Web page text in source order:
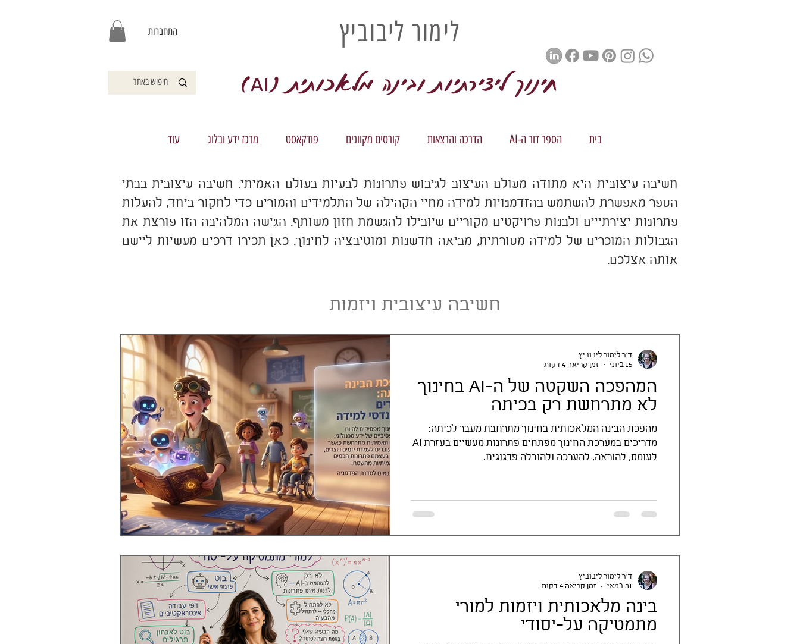
התחברות
חינוך ליצירתיות ובינה מלאכותית ( AI
)
לימור ליבוביץ
בית הספר דור ה-AI הדרכה והרצאות קורסים מקוונים פודקאסט מרכז ידע ובלוג עוד
חשיבה עיצובית היא מתודה מעולם העיצוב לגיבוש פתרונות לבעיות בעולם האמיתי. חשיבה עיצובית בבתי
הספר מאפשרת להשתמש בהזדמנויות למידה מחיי הקהילה של התלמידים והמורים כדי לחקור ביחד, להעלות
פתרונות יצירתייים ולבנות פרויקטים מקוריים שיובילו להגשמת חזון משותף. הגישה המלהיבה הזו פורצת את
הגבולות המוכרים של למידה מסורתית, מביאה חדשנות ומוטיבציה לחינוך. כאן תכירו דרכים מעשיות ליישם
אותה אצלכם.
המהפכה השקטה של ה-AI בחינוך
לא מתרחשת רק בכיתה
מהפכת הבינה המלאכותית בחינוך מתרחבת מעבר לכיתה:
מדריכים במערכת החינוך מפתחים פתרונות מעשיים בעזרת AI
לעומס, להוראה, להערכה ולהובלה פדגוגית.
ד"ר לימור ליבוביץ
15 ביוני
זמן קריאה 4 דקות
בינה מלאכותית ויזמות למורי
מתמטיקה על-יסודי
ד"ר לימור ליבוביץ
31 במאי
זמן קריאה 4 דקות
חשיבה עיצובית ויזמות